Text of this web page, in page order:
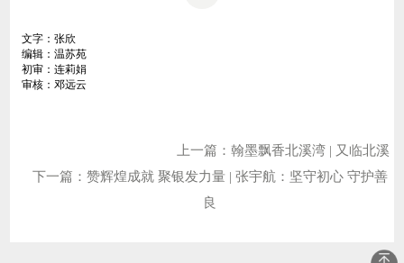
文字：张欣
编辑：温苏苑
初审：连莉娟
审核：邓远云
上一篇：翰墨飘香北溪湾 | 又临北溪
下一篇：赞辉煌成就 聚银发力量 | 张宇航：坚守初心 守护善
良